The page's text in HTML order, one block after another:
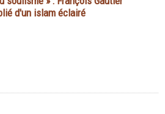
d'un islam éclairé